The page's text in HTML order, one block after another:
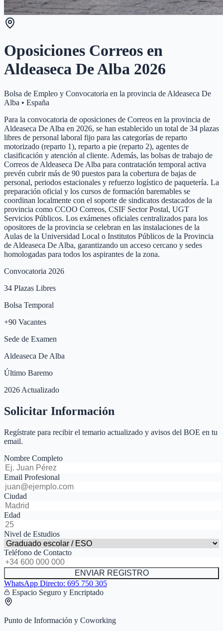
Oposiciones Correos en
Aldeaseca De Alba 2026
Bolsa de Empleo y Convocatoria en la provincia de Aldeaseca De
Alba • España
Para la convocatoria de oposiciones de Correos en la provincia de
Aldeaseca De Alba en 2026, se han establecido un total de 34 plazas
libres de personal laboral fijo para las categorías de reparto
motorizado (reparto 1), reparto a pie (reparto 2), agentes de
clasificación y atención al cliente. Además, las bolsas de trabajo de
Correos de Aldeaseca De Alba para contratación temporal activa
prevén cubrir más de 90 puestos para la cobertura de bajas de
personal, periodos estacionales y refuerzo logístico de paquetería. La
preparación oficial y los cursos de formación baremables se
coordinan localmente con el soporte de sindicatos destacados de la
provincia como CCOO Correos, CSIF Sector Postal, UGT
Servicios Públicos. Los exámenes oficiales centralizados para los
opositores de la provincia se celebran en las instalaciones de la
Aulas de la Universidad Local o Institutos Públicos de la Provincia
de Aldeaseca De Alba, garantizando un acceso cercano y sedes
homologadas para todos los aspirantes de la zona.
Convocatoria 2026
34 Plazas Libres
Bolsa Temporal
+90 Vacantes
Sede de Examen
Aldeaseca De Alba
Último Baremo
2026 Actualizado
Solicitar Información
Regístrate para recibir el temario actualizado y avisos del BOE en tu
email.
Nombre Completo
Email Profesional
Ciudad
Edad
Nivel de Estudios
Teléfono de Contacto
ENVIAR REGISTRO
WhatsApp Directo: 695 750 305
Espacio Seguro y Encriptado
Punto de Información y Coworking